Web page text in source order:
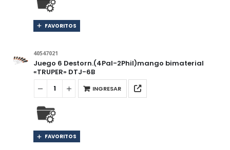
FAVORITOS
40547021
Juego 6 Destorn.(4Pal-2Phil)mango bimaterial
«TRUPER» DTJ-6B
INGRESAR
FAVORITOS